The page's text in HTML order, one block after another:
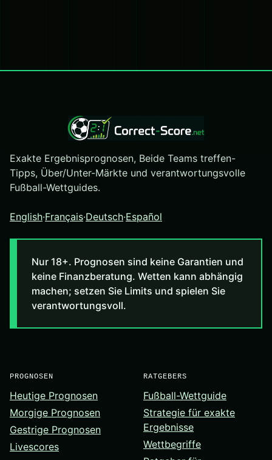
Exakte Ergebnisprognosen, Beide Teams treffen-
Tipps, Über/Unter-Märkte und verantwortungsvolle
Fußball-Wettguides.
English·Français·Deutsch·Español
Nur 18+. Prognosen sind keine Garantien und
keine Finanzberatung. Wetten kann abhängig
machen; setzen Sie Limits und spielen Sie
verantwortungsvoll.
PROGNOSEN
Heutige Prognosen
Morgige Prognosen
Gestrige Prognosen
Livescores
RATGEBERS
Fußball-Wettguide
Strategie für exakte
Ergebnisse
Wettbegriffe